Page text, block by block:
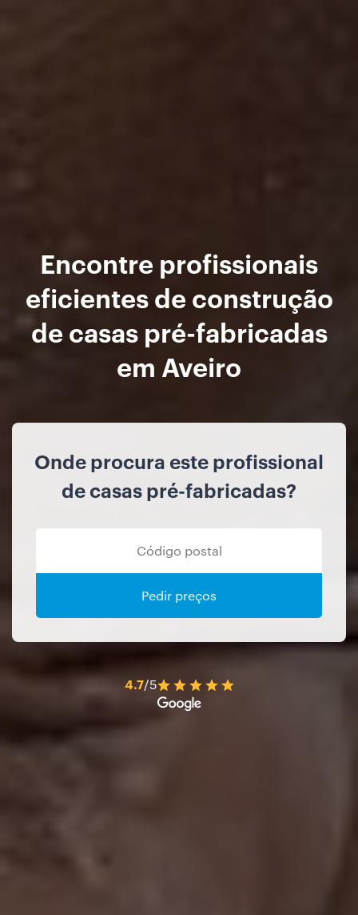
Encontre profissionais
eficientes de construção
de casas pré-fabricadas
em Aveiro
Onde procura este profissional
de casas pré-fabricadas?
Pedir preços
4.7/5